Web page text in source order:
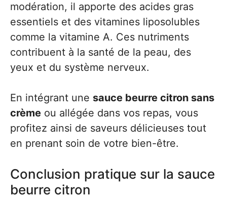
modération, il apporte des acides gras
essentiels et des vitamines liposolubles
comme la vitamine A. Ces nutriments
contribuent à la santé de la peau, des
yeux et du système nerveux.
En intégrant une sauce beurre citron sans
crème ou allégée dans vos repas, vous
profitez ainsi de saveurs délicieuses tout
en prenant soin de votre bien-être.
Conclusion pratique sur la sauce
beurre citron